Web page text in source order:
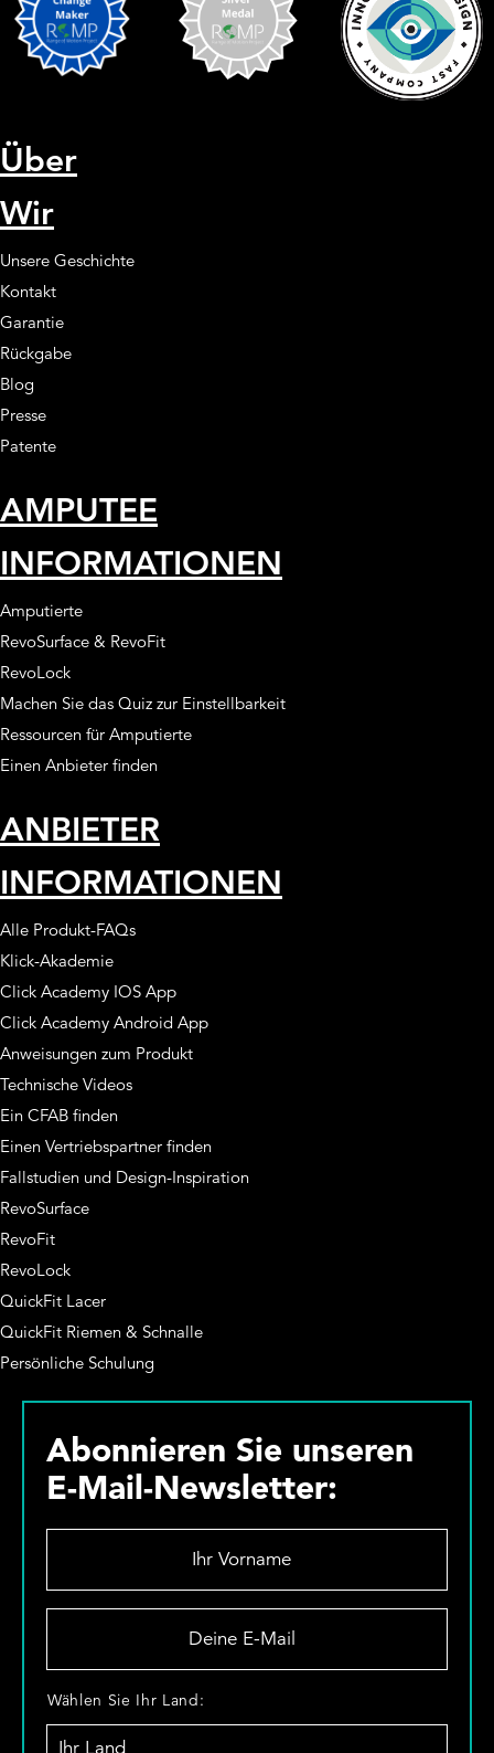
Über
Wir
Unsere Geschichte
Kontakt
Garantie
Rückgabe
Blog
Presse
Patente
AMPUTEE
INFORMATIONEN
Amputierte
RevoSurface & RevoFit
RevoLock
Machen Sie das Quiz zur Einstellbarkeit
Ressourcen für Amputierte
Einen Anbieter finden
ANBIETER
INFORMATIONEN
Alle Produkt-FAQs
Klick-Akademie
Click Academy IOS App
Click Academy Android App
Anweisungen zum Produkt
Technische Videos
Ein CFAB finden
Einen Vertriebspartner finden
Fallstudien und Design-Inspiration
RevoSurface
RevoFit
RevoLock
QuickFit Lacer
QuickFit Riemen & Schnalle
Persönliche Schulung
Abonnieren Sie unseren
E-Mail-Newsletter:
r
V
a
i
n
W
ä
Wählen Sie Ihr Land: